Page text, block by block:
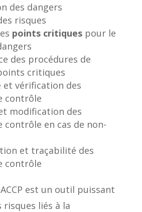
des dangers
risques
points critiquespour le
des procédures de
critiques
et vérification des
contrôle
modification des
contrôle en cas de non-
et traçabilité des
contrôle
est un outil puissant
liés à la